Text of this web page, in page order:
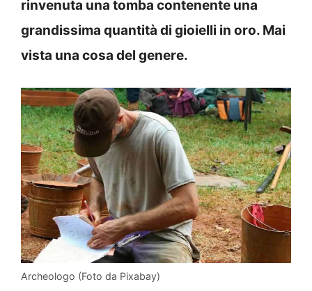
rinvenuta una tomba contenente una
grandissima quantità di gioielli in oro. Mai
vista una cosa del genere.
Archeologo (Foto da Pixabay)